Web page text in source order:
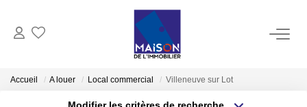
Accueil A louer Local commercial Villeneuve sur Lot